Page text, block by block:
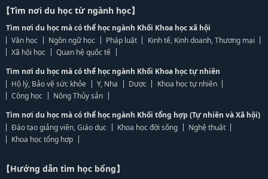
【Tìm nơi du học từ ngành học】
Tìm nơi du học mà có thể học ngành Khối Khoa học xã hội
Văn học
Ngôn ngữ học Pháp luật
Kinh tế, Kinh doanh, Thương mại
Xã hội học
Quan hệ quốc tế
Tìm nơi du học mà có thể học ngành Khối Khoa học tự nhiên
Hộ lý, Bảo vệ sức khỏe
Y, Nha Dược
Khoa học tự nhiên
Công học
Nông Thủy sản
Tìm nơi du học mà có thể học ngành Khối tổng hợp (Tự nhiên và Xã hội)
Đào tạo giảng viên, Giáo dục
Khoa học đời sống
Nghệ thuật
Khoa học tổng hợp
【Hướng dẫn tìm học bổng】